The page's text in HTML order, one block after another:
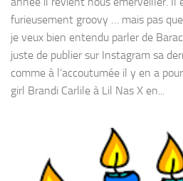
furieusement groovy … mais pas
je veux bien entendu parler de
juste de publier sur Instagram sa
comme à l’accoutumée il y en a
girl Brandi Carlile à Lil Nas X en...